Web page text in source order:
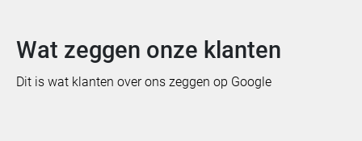
Wat zeggen onze klanten
Dit is wat klanten over ons zeggen op Google